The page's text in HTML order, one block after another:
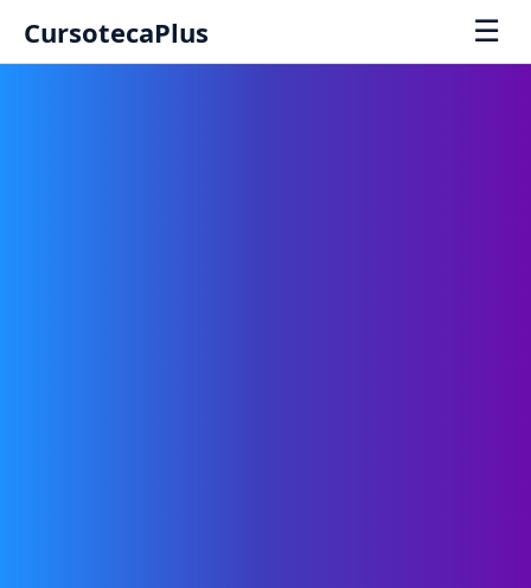
CursotecaPlus ☰